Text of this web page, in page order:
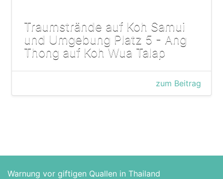
Traumstrände auf Koh Samui
und Umgebung Platz 5 - Ang
Thong auf Koh Wua Talap
zum Beitrag
Warnung vor giftigen Quallen in Thailand